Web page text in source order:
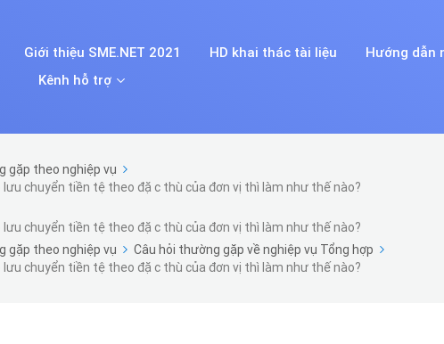
Giới thiệu SME.NET 2021 HD khai thác tài liệu Hướng dẫn
Kênh hỗ trợ
gặp theo nghiệp vụ
chuyển tiền tệ theo đặc thù của đơn vị thì làm như thế nào?
chuyển tiền tệ theo đặc thù của đơn vị thì làm như thế nào?
gặp theo nghiệp vụ
Câu hỏi thường gặp về nghiệp vụ Tổng hợp
chuyển tiền tệ theo đặc thù của đơn vị thì làm như thế nào?